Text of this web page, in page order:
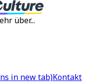
über...
in new tab)Kontakt